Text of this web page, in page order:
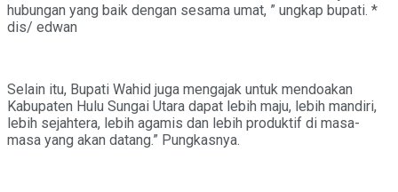
hubungan yang baik dengan sesama umat, ” ungkap bupati. *
dis/ edwan
Selain itu, Bupati Wahid juga mengajak untuk mendoakan
Kabupaten Hulu Sungai Utara dapat lebih maju, lebih mandiri,
lebih sejahtera, lebih agamis dan lebih produktif di masa-
masa yang akan datang.” Pungkasnya.